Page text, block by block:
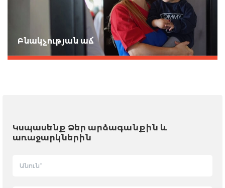
Բնակչության աճ
Կսպասենք Ձեր արձագանքին և
առաջարկներին